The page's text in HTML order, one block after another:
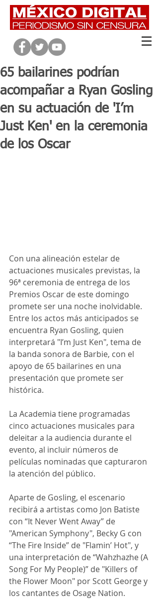
65 bailarines podrían
acompañar a Ryan Gosling
en su actuación de 'I’m
Just Ken' en la ceremonia
de los Oscar
Con una alineación estelar de
actuaciones musicales previstas, la
96ª ceremonia de entrega de los
Premios Oscar de este domingo
promete ser una noche inolvidable.
Entre los actos más anticipados se
encuentra Ryan Gosling, quien
interpretará "I’m Just Ken", tema de
la banda sonora de Barbie, con el
apoyo de 65 bailarines en una
presentación que promete ser
histórica.
La Academia tiene programadas
cinco actuaciones musicales para
deleitar a la audiencia durante el
evento, al incluir números de
películas nominadas que capturaron
la atención del público.
Aparte de Gosling, el escenario
recibirá a artistas como Jon Batiste
con “It Never Went Away” de
"American Symphony", Becky G con
“The Fire Inside” de "Flamin’ Hot", y
una interpretación de “Wahzhazhe (A
Song For My People)” de "Killers of
the Flower Moon" por Scott George y
los cantantes de Osage Nation.